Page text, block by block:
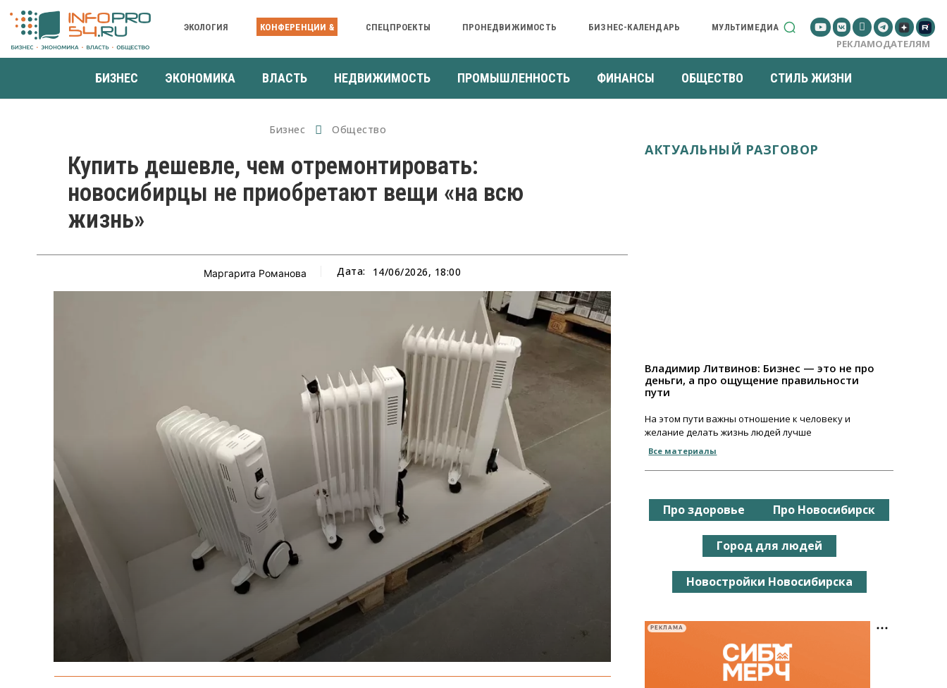
ЭКОЛОГИЯ КОНФЕРЕНЦИИ & СПЕЦПРОЕКТЫ ПРОНЕДВИЖИМОСТЬ БИЗНЕС-КАЛЕНДАРЬ МУЛЬТИМЕДИА
РЕКЛАМОДАТЕЛЯМ
БИЗНЕС ЭКОНОМИКА ВЛАСТЬ НЕДВИЖИМОСТЬ ПРОМЫШЛЕННОСТЬ ФИНАНСЫ ОБЩЕСТВО СТИЛЬ ЖИЗНИ
Бизнес Общество
Купить дешевле, чем отремонтировать:
новосибирцы не приобретают вещи «на всю
жизнь»
Маргарита Романова Дата: 14/06/2026, 18:00
АКТУАЛЬНЫЙ РАЗГОВОР
Владимир Литвинов: Бизнес — это не про
деньги, а про ощущение правильности
пути
На этом пути важны отношение к человеку и
желание делать жизнь людей лучше
Все материалы
Про здоровье Про Новосибирск
Город для людей
Новостройки Новосибирска
РЕКЛАМА